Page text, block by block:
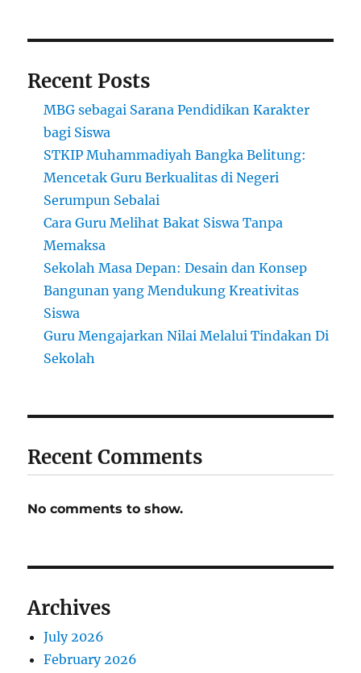
Recent Posts
MBG sebagai Sarana Pendidikan Karakter
bagi Siswa
STKIP Muhammadiyah Bangka Belitung:
Mencetak Guru Berkualitas di Negeri
Serumpun Sebalai
Cara Guru Melihat Bakat Siswa Tanpa
Memaksa
Sekolah Masa Depan: Desain dan Konsep
Bangunan yang Mendukung Kreativitas
Siswa
Guru Mengajarkan Nilai Melalui Tindakan Di
Sekolah
Recent Comments
No comments to show.
Archives
July 2026
February 2026